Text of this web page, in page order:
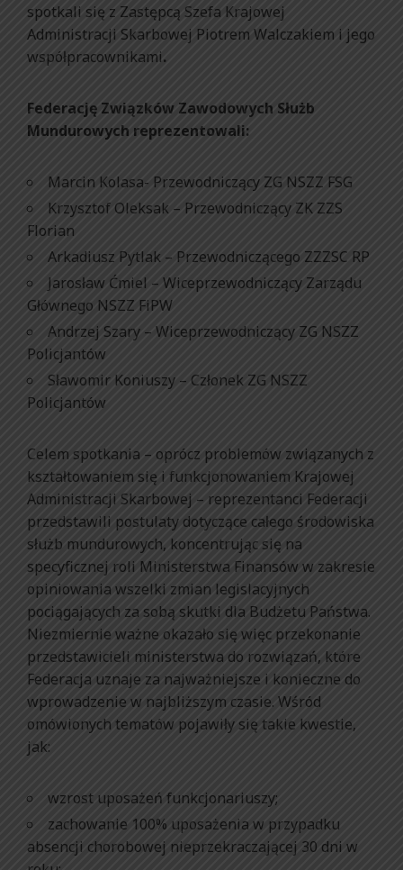
spotkali się z Zastępcą Szefa Krajowej
Administracji Skarbowej Piotrem Walczakiem i jego
współpracownikami.
Federację Związków Zawodowych Służb
Mundurowych reprezentowali:
Marcin Kolasa- Przewodniczący ZG NSZZ FSG
Krzysztof Oleksak – Przewodniczący ZK ZZS
Florian
Arkadiusz Pytlak – Przewodniczącego ZZZSC RP
Jarosław Ćmiel – Wiceprzewodniczący Zarządu
Głównego NSZZ FiPW
Andrzej Szary – Wiceprzewodniczący ZG NSZZ
Policjantów
Sławomir Koniuszy – Członek ZG NSZZ
Policjantów
Celem spotkania – oprócz problemów związanych z
kształtowaniem się i funkcjonowaniem Krajowej
Administracji Skarbowej – reprezentanci Federacji
przedstawili postulaty dotyczące całego środowiska
służb mundurowych, koncentrując się na
specyficznej roli Ministerstwa Finansów w zakresie
opiniowania wszelki zmian legislacyjnych
pociągających za sobą skutki dla Budżetu Państwa.
Niezmiernie ważne okazało się więc przekonanie
przedstawicieli ministerstwa do rozwiązań, które
Federacja uznaje za najważniejsze i konieczne do
wprowadzenie w najbliższym czasie. Wśród
omówionych tematów pojawiły się takie kwestie,
jak:
wzrost uposażeń funkcjonariuszy;
zachowanie 100% uposażenia w przypadku
absencji chorobowej nieprzekraczającej 30 dni w